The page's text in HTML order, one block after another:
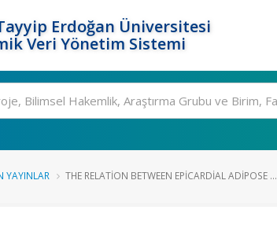
Erdoğan Üniversitesi
Veri Yönetim Sistemi
YAYINLAR THE RELATION BETWEEN EPICARDIAL ADIPOSE ...